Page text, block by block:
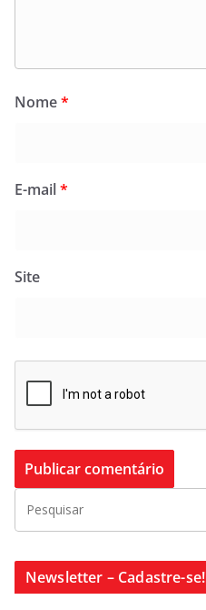
Nome*
E-mail*
Site
Newsletter – Cadastre-se!